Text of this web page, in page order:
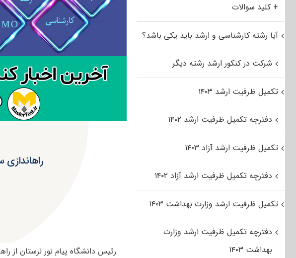
راه‎اندازی سومین مرکز تحصیلات تکمیلی لرستان
رئیس دانشگاه پیام نور لرستان از راه‎اندازی سومین مرکز تحصیلات تکمیلی در این دانشگاه خبر داد.
+ کلید سوالات
آیا رشته کارشناسی و ارشد باید یکی باشد؟
شرکت در کنکور ارشد رشته دیگر
تکمیل ظرفیت ارشد ۱۴۰۳
دفترچه تکمیل ظرفیت ارشد ۱۴۰۲
تکمیل ظرفیت ارشد آزاد ۱۴۰۳
دفترچه تکمیل ظرفیت ارشد آزاد ۱۴۰۲
تکمیل ظرفیت ارشد وزارت بهداشت ۱۴۰۳
دفترچه تکمیل ظرفیت ارشد وزارت
بهداشت ۱۴۰۳